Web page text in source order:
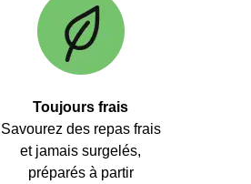
Toujours frais
Savourez des repas frais
et jamais surgelés,
préparés à partir